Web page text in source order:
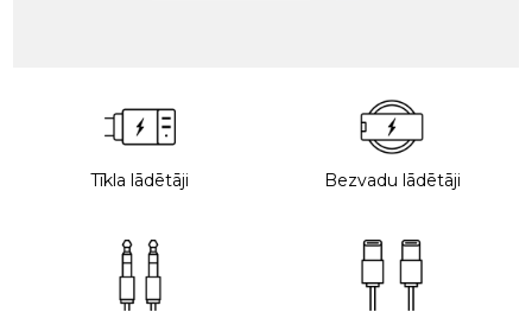
Tīkla lādētāji Bezvadu lādētāji